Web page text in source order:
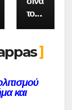
το
Σταθ
και